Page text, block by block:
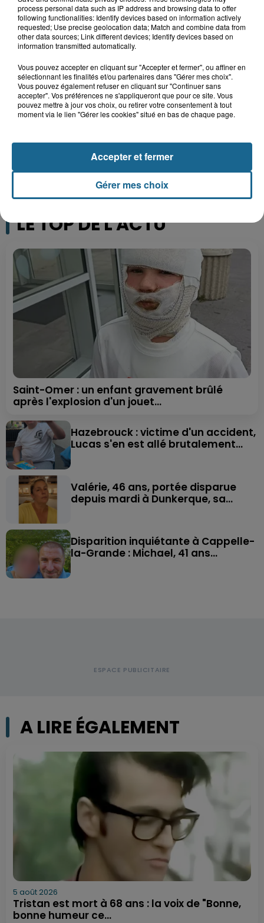
TOUTE L'ACTU LOCALE
LE TOP DE L'ACTU
Saint-Omer : un enfant gravement brûlé
après l'explosion d'un jouet...
Hazebrouck : victime d'un accident,
Lucas s'en est allé brutalement...
Valérie, 46 ans, portée disparue
depuis mardi à Dunkerque, sa...
Disparition inquiétante à Cappelle-
la-Grande : Michael, 41 ans...
A LIRE ÉGALEMENT
5 août 2026
Tristan est mort à 68 ans : la voix de "Bonne,
bonne humeur ce...
process personal data such as IP address and browsing data to offer
following functionalities: Identify devices based on information actively
requested; Use precise geolocation data; Match and combine data from
other data sources; Link different devices; Identify devices based on
information transmitted automatically.
Vous pouvez accepter en cliquant sur "Accepter et fermer", ou affiner en
sélectionnant les finalités et/ou partenaires dans "Gérer mes choix".
Vous pouvez également refuser en cliquant sur "Continuer sans
accepter". Vos préférences ne s'appliqueront que pour ce site. Vous
pouvez mettre à jour vos choix, ou retirer votre consentement à tout
moment via le lien "Gérer les cookies" situé en bas de chaque page.
Gérer mes choix
Accepter et fermer